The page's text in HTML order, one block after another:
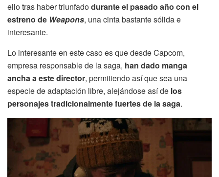
ello tras haber triunfadodurante el pasado año con el
estreno de Weapons, una cinta bastante sólida e
interesante.
Lo interesante en este caso es que desde Capcom,
empresa responsable de la saga, han dado manga
ancha a este director, permitiendo así que sea una
especie de adaptación libre, alejándose así de los
personajes tradicionalmente fuertes de la saga.